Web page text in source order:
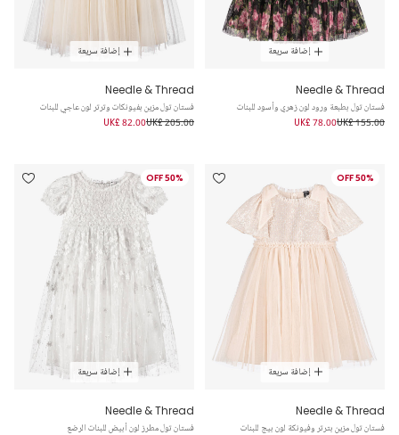
إضافة سريعة
Needle & Thread
فستان تول بطبعة ورود لون زهري وأسود للبنات
UK£ 155.00
UK£ 78.00
إضافة سريعة
Needle & Thread
فستان تول مزين بفيونكات وترتر لون عاجي للبنات
UK£ 205.00
UK£ 82.00
50% OFF
إضافة سريعة
Needle & Thread
فستان تول مزين بترتر وفيونكة لون بيج للبنات
50% OFF
إضافة سريعة
Needle & Thread
فستان تول مطرز لون أبيض للبنات الرضع